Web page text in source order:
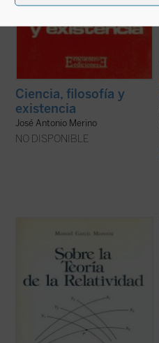
Ciencia, filosofía y
existencia
José Antonio Merino
NO DISPONIBLE
Manuel García Morente, catedrático de
Ética de la Universidad de Madrid de 1912 a
1942, fue un intelectual de cuño clásico con
el que la cultura española tiene una deuda
de amplio alcance. ...(ver ficha)